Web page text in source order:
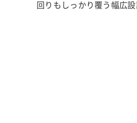
回りもしっかり覆う幅広